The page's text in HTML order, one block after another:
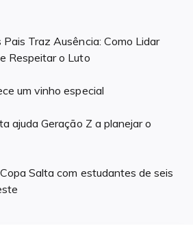
Traz Ausência: Como Lidar
Respeitar o Luto
um vinho especial
ajuda Geração Z a planejar o
Salta com estudantes de seis